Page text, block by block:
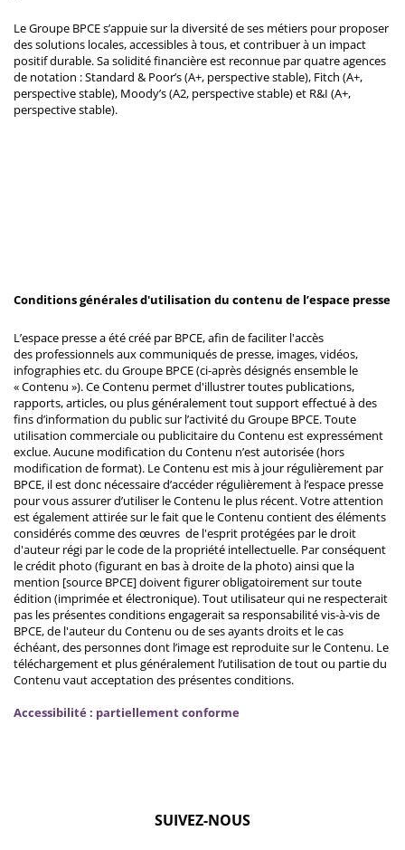
Le Groupe BPCE s’appuie sur la diversité de ses métiers pour proposer
des solutions locales, accessibles à tous, et contribuer à un impact
positif durable. Sa solidité financière est reconnue par quatre agences
de notation : Standard & Poor’s (A+, perspective stable), Fitch (A+,
perspective stable), Moody’s (A2, perspective stable) et R&I (A+,
perspective stable).
Conditions générales d'utilisation du contenu de l’espace presse
L’espace presse a été créé par BPCE, afin de faciliter l'accès
des professionnels aux communiqués de presse, images, vidéos,
infographies etc. du Groupe BPCE (ci-après désignés ensemble le
« Contenu »). Ce Contenu permet d'illustrer toutes publications,
rapports, articles, ou plus généralement tout support effectué à des
fins d’information du public sur l’activité du Groupe BPCE. Toute
utilisation commerciale ou publicitaire du Contenu est expressément
exclue. Aucune modification du Contenu n’est autorisée (hors
modification de format). Le Contenu est mis à jour régulièrement par
BPCE, il est donc nécessaire d’accéder régulièrement à l’espace presse
pour vous assurer d’utiliser le Contenu le plus récent. Votre attention
est également attirée sur le fait que le Contenu contient des éléments
considérés comme des œuvres de l'esprit protégées par le droit
d'auteur régi par le code de la propriété intellectuelle. Par conséquent
le crédit photo (figurant en bas à droite de la photo) ainsi que la
mention [source BPCE] doivent figurer obligatoirement sur toute
édition (imprimée et électronique). Tout utilisateur qui ne respecterait
pas les présentes conditions engagerait sa responsabilité vis-à-vis de
BPCE, de l'auteur du Contenu ou de ses ayants droits et le cas
échéant, des personnes dont l’image est reproduite sur le Contenu. Le
téléchargement et plus généralement l’utilisation de tout ou partie du
Contenu vaut acceptation des présentes conditions.
Accessibilité : partiellement conforme
SUIVEZ-NOUS